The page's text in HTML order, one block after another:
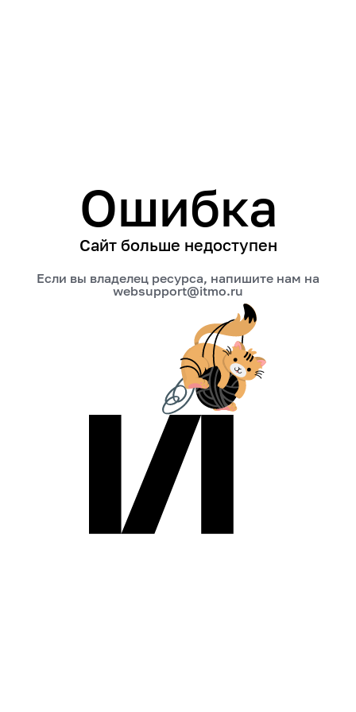
Ошибка
Сайт больше недоступен
Если вы владелец ресурса, напишите нам на
websupport@itmo.ru